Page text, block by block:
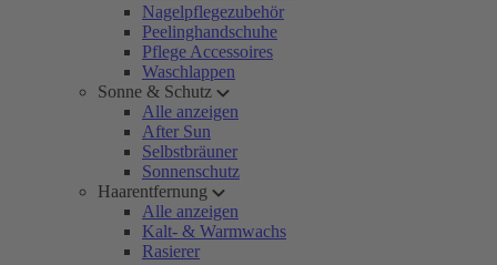
Nagelpflegezubehör
Peelinghandschuhe
Pflege Accessoires
Waschlappen
Sonne & Schutz
Alle anzeigen
After Sun
Selbstbräuner
Sonnenschutz
Haarentfernung
Alle anzeigen
Kalt- & Warmwachs
Rasierer